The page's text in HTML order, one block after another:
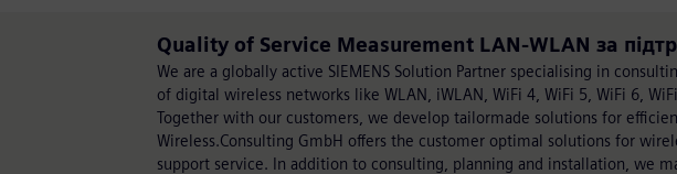
Quality of Service Measurement LAN-WLAN за
We are a globally active SIEMENS Solution Partner specialising in
of digital wireless networks like WLAN, iWLAN, WiFi 4, WiFi 5, WiFi 6,
Together with our customers, we develop tailormade solutions for
Wireless.Consulting GmbH offers the customer optimal solutions for
support service. In addition to consulting, planning and installation, we